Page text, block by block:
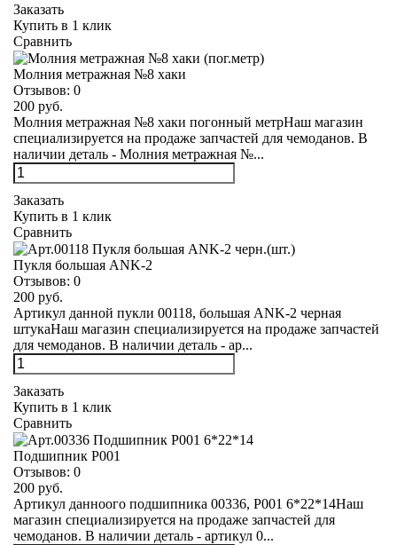
Заказать
Купить в 1 клик
Сравнить
Молния метражная №8 хаки
Отзывов: 0
200 руб.
Молния метражная №8 хаки погонный метрНаш магазин
специализируется на продаже запчастей для чемоданов. В
наличии деталь - Молния метражная №...
Заказать
Купить в 1 клик
Сравнить
Пукля большая ANK-2
Отзывов: 0
200 руб.
Артикул данной пукли 00118, большая ANK-2 черная
штукаНаш магазин специализируется на продаже запчастей
для чемоданов. В наличии деталь - ар...
Заказать
Купить в 1 клик
Сравнить
Подшипник Р001
Отзывов: 0
200 руб.
Артикул данноого подшипника 00336, Р001 6*22*14Наш
магазин специализируется на продаже запчастей для
чемоданов. В наличии деталь - артикул 0...